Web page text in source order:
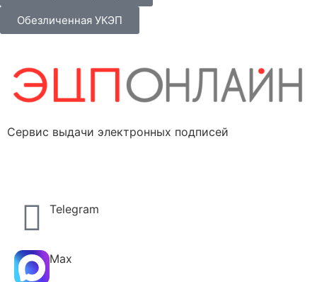
Обезличенная УКЭП
Сервис выдачи электронных подписей
Telegram
Max